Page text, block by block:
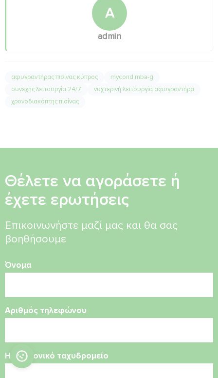
A
admin
αφυγραντήρας πισίνας κύπρος
mycond mba-g
συνεχής λειτουργία 24/7
νυχτερινή λειτουργία αφυγραντήρα
χρονοδιακόπτης πισίνας
Θέλετε να αγοράσετε ή
έχετε ερωτήσεις
Επικοινωνήστε μαζί μας και θα σας
βοηθήσουμε
Όνομα
Αριθμός τηλεφώνου
Ηλεκτρονικό ταχυδρομείο